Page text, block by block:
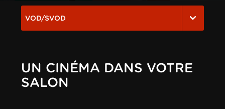
VOD/SVOD
UN CINÉMA DANS VOTRE
SALON